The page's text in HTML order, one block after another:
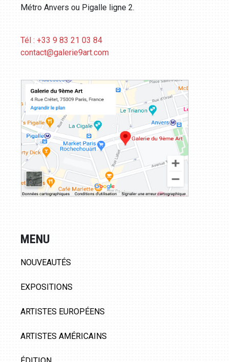
Métro Anvers ou Pigalle ligne 2.
Tél : +33 9 83 21 03 84
contact@galerie9art.com
MENU
NOUVEAUTÉS
EXPOSITIONS
ARTISTES EUROPÉENS
ARTISTES AMÉRICAINS